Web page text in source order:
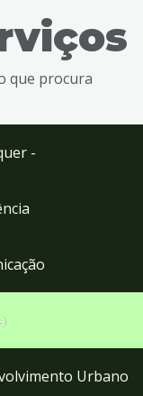
que procura
-
Urbano